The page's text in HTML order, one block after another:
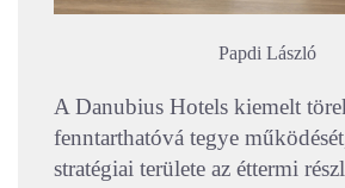
Papdi László
A Danubius Hotels kiemelt
fenntarthatóvá tegye
stratégiai területe az éttermi